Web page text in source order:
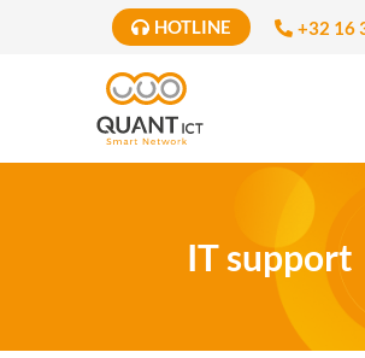
HOTLINE +32 16
IT support